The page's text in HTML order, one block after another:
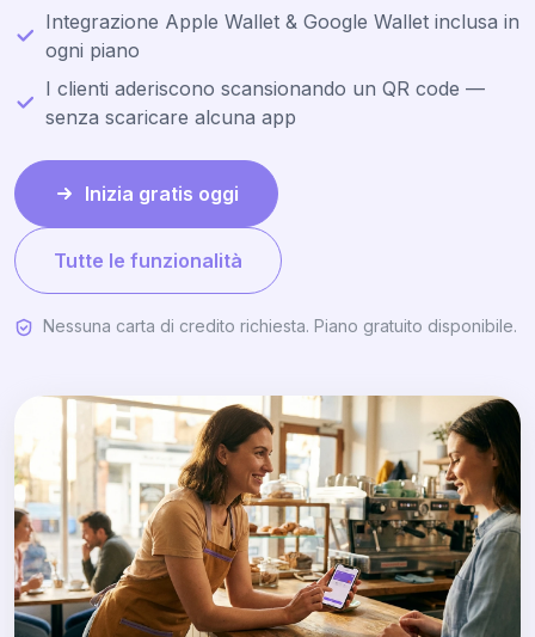
Integrazione Apple Wallet & Google Wallet inclusa in
ogni piano
I clienti aderiscono scansionando un QR code —
senza scaricare alcuna app
Inizia gratis oggi
Tutte le funzionalità
Nessuna carta di credito richiesta. Piano gratuito disponibile.